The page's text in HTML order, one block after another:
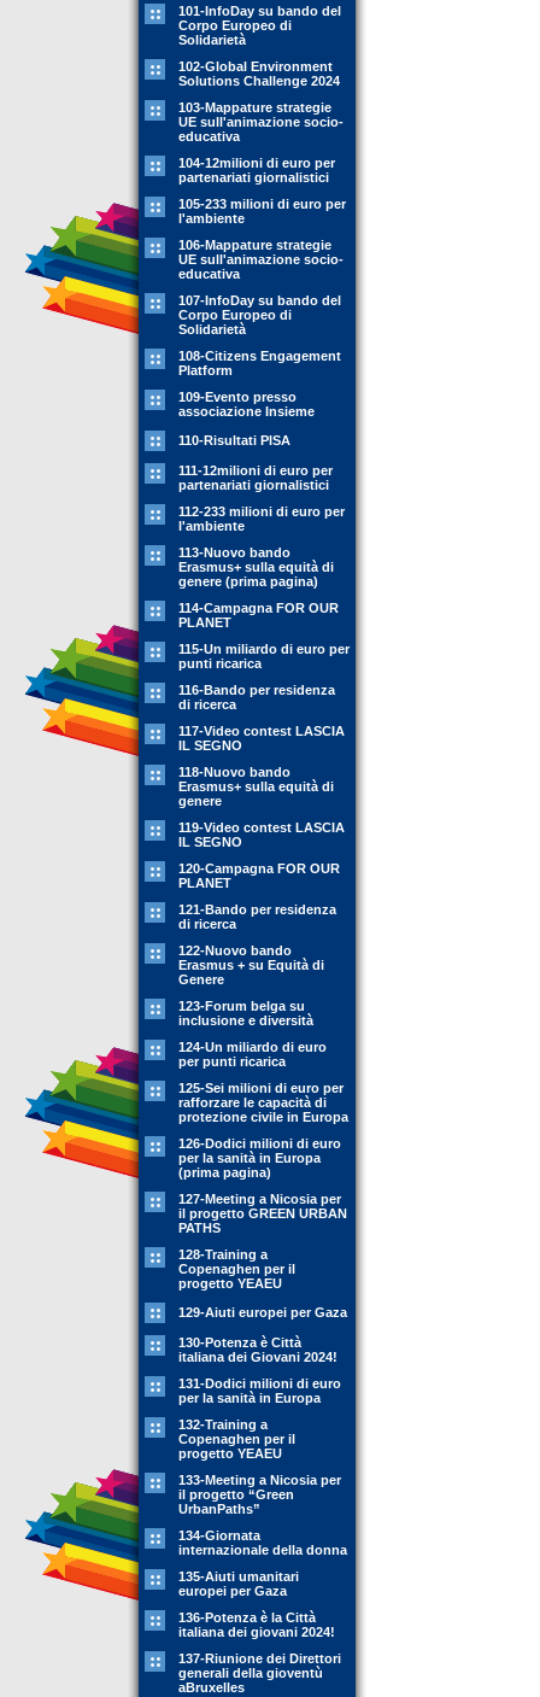
101-InfoDay su bando del
Corpo Europeo di
Solidarietà
102-Global Environment
Solutions Challenge 2024
103-Mappature strategie
UE sull'animazione socio-
educativa
104-12milioni di euro per
partenariati giornalistici
105-233 milioni di euro per
l'ambiente
106-Mappature strategie
UE sull'animazione socio-
educativa
107-InfoDay su bando del
Corpo Europeo di
Solidarietà
108-Citizens Engagement
Platform
109-Evento presso
associazione Insieme
110-Risultati PISA
111-12milioni di euro per
partenariati giornalistici
112-233 milioni di euro per
l'ambiente
113-Nuovo bando
Erasmus+ sulla equità di
genere (prima pagina)
114-Campagna FOR OUR
PLANET
115-Un miliardo di euro per
punti ricarica
116-Bando per residenza
di ricerca
117-Video contest LASCIA
IL SEGNO
118-Nuovo bando
Erasmus+ sulla equità di
genere
119-Video contest LASCIA
IL SEGNO
120-Campagna FOR OUR
PLANET
121-Bando per residenza
di ricerca
122-Nuovo bando
Erasmus + su Equità di
Genere
123-Forum belga su
inclusione e diversità
124-Un miliardo di euro
per punti ricarica
125-Sei milioni di euro per
rafforzare le capacità di
protezione civile in Europa
126-Dodici milioni di euro
per la sanità in Europa
(prima pagina)
127-Meeting a Nicosia per
il progetto GREEN URBAN
PATHS
128-Training a
Copenaghen per il
progetto YEAEU
129-Aiuti europei per Gaza
130-Potenza è Città
italiana dei Giovani 2024!
131-Dodici milioni di euro
per la sanità in Europa
132-Training a
Copenaghen per il
progetto YEAEU
133-Meeting a Nicosia per
il progetto “Green
UrbanPaths”
134-Giornata
internazionale della donna
135-Aiuti umanitari
europei per Gaza
136-Potenza è la Città
italiana dei giovani 2024!
137-Riunione dei Direttori
generali della gioventù
aBruxelles